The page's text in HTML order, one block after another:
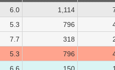
6.0 1,114
5.3 796
7.7 318
5.3 796